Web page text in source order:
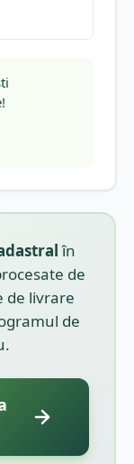
în
de
de livrare
de